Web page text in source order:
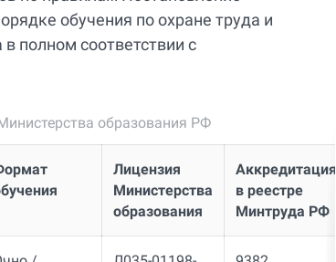
обучения по охране труда и
полном соответствии с
образования РФ
Лицензия
Министерства
образования
Аккредитация
в реестре
Минтруда РФ